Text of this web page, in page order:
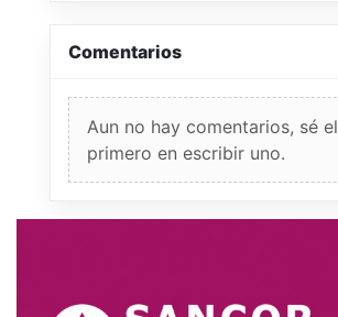
Comentarios
Aun no hay comentarios, sé el
primero en escribir uno.